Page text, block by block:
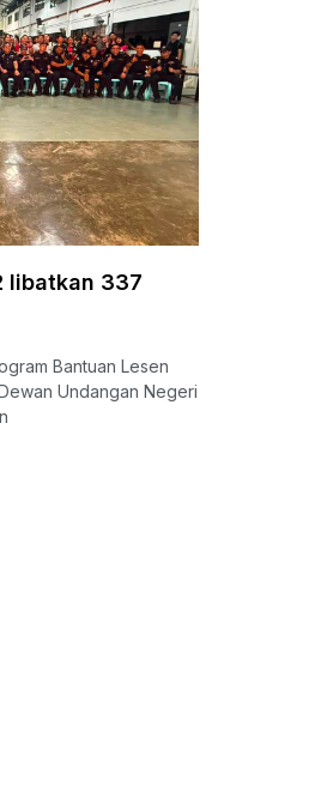
libatkan 337
Bantuan Lesen
Undangan Negeri